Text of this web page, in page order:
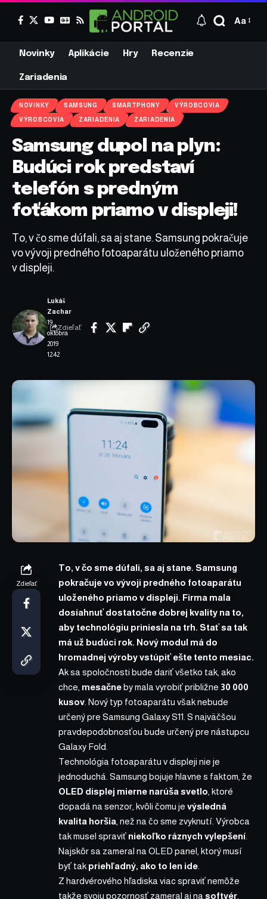
Aa
Novinky Aplikácie Hry Recenzie
Zariadenia
NOVINKY SAMSUNG SMARTPHONY VÝROBCOVIA
VÝROBCOVIA ZARIADENIA ZARIADENIA
Samsung dupol na plyn:
Budúci rok predstaví
telefón s predným
foťákom priamo v displeji!
To, v čo sme dúfali, sa aj stane. Samsung pokračuje
vo vývoji predného fotoaparátu uloženého priamo
v displeji.
19.
októbra
2019
12:42
Lukáš
Zachar
Zdieľať
Zdieľať
To, v čo sme dúfali, sa aj stane. Samsung
pokračuje vo vývoji predného fotoaparátu
uloženého priamo v displeji. Firma mala
dosiahnuť dostatočne dobrej kvality na to,
aby technológiu priniesla na trh. Stať sa tak
má už budúci rok. Nový modul má do
hromadnej výroby vstúpiť ešte tento mesiac.
Ak sa spoločnosti bude dariť všetko tak, ako
chce, mesačneby mala vyrobiť približne 30 000
kusov . Nový typ fotoaparátu však nebude
určený pre Samsung Galaxy S11 . S najväčšou
pravdepodobnosťou bude určený pre nástupcu
Galaxy Fold.
Technológia fotoaparátu v displeji nie je
jednoduchá. Samsung bojuje hlavne s faktom, že
OLED displej mierne narúša svetlo , ktoré
dopadá na senzor, kvôli čomu je výsledná
kvalita horšia , než na čo sme zvyknutí. Výrobca
tak musel spraviť niekoľko ráznych vylepšení
Najskôr sa zameral na OLED panel, ktorý musí
byť tak priehľadný, ako to len ide
Z hardvérového hľadiska viac spraviť nemôže
takže svoju pozornosť zameral aj na softvér